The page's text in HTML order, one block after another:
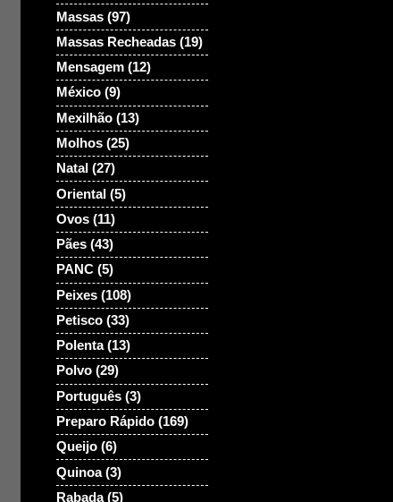
Massas (97)
Massas Recheadas (19)
Mensagem (12)
México (9)
Mexilhão (13)
Molhos (25)
Natal (27)
Oriental (5)
Ovos (11)
Pães (43)
PANC (5)
Peixes (108)
Petisco (33)
Polenta (13)
Polvo (29)
Português (3)
Preparo Rápido (169)
Queijo (6)
Quinoa (3)
Rabada (5)